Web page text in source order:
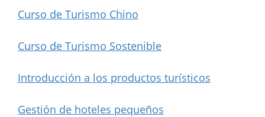
Curso de Turismo Chino
Curso de Turismo Sostenible
Introducción a los productos turísticos
Gestión de hoteles pequeños